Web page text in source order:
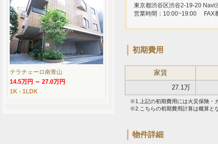
東京都渋谷区渋谷2-19-20 Navi
営業時間：10:00~19:00
FAX
初期費用
家賃
27.1万
※1.上記の初期費用には火災保険・
※2.こちらの初期費用計算は概算と
物件詳細
テラチェーロ南青山
14.5万円 ～ 27.0万円
1K - 1LDK